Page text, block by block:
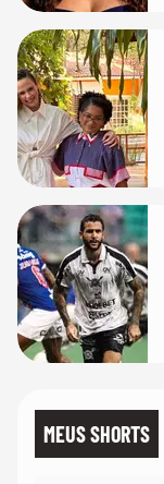
MEUS SHORTS